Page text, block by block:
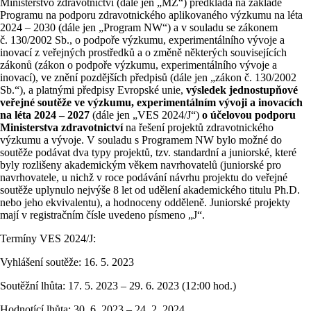
Programu na podporu zdravotnického aplikovaného výzkumu na léta
2024 – 2030 (dále jen „Program NW“) a v souladu se zákonem
č. 130/2002 Sb., o podpoře výzkumu, experimentálního vývoje a
inovací z veřejných prostředků a o změně některých souvisejících
zákonů (zákon o podpoře výzkumu, experimentálního vývoje a
inovací), ve znění pozdějších předpisů (dále jen „zákon č. 130/2002
Sb.“), a platnými předpisy Evropské unie, výsledek jednostupňové
veřejné soutěže ve výzkumu, experimentálním vývoji a inovacích
na léta 2024 – 2027 (dále jen „VES 2024/J“) o účelovou podporu
Ministerstva zdravotnictvína řešení projektů zdravotnického
výzkumu a vývoje. V souladu s Programem NW bylo možné do
soutěže podávat dva typy projektů, tzv. standardní a juniorské, které
byly rozlišeny akademickým věkem navrhovatelů (juniorské pro
navrhovatele, u nichž v roce podávání návrhu projektu do veřejné
soutěže uplynulo nejvýše 8 let od udělení akademického titulu Ph.D.
nebo jeho ekvivalentu), a hodnoceny odděleně. Juniorské projekty
mají v registračním čísle uvedeno písmeno „J“.
Termíny VES 2024/J:
Vyhlášení soutěže: 16. 5. 2023
Soutěžní lhůta: 17. 5. 2023 – 29. 6. 2023 (12:00 hod.)